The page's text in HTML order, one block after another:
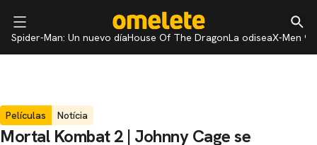
Spider-Man: Un nuevo díaHouse Of The DragonLa odiseaX-Men 97
Películas Notícia
Mortal Kombat 2 | Johnny Cage se